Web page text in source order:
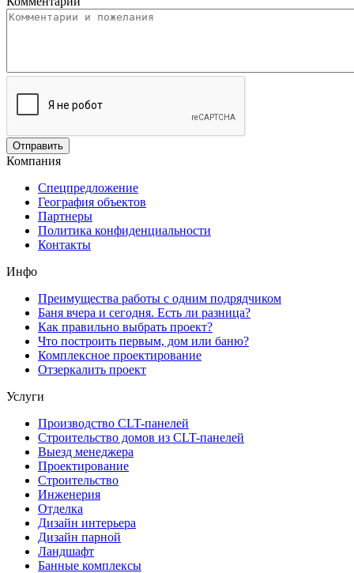
Компания
Спецпредложение
География объектов
Партнеры
Политика конфиденциальности
Контакты
Инфо
Преимущества работы с одним подрядчиком
Баня вчера и сегодня. Есть ли разница?
Как правильно выбрать проект?
Что построить первым, дом или баню?
Комплексное проектирование
Отзеркалить проект
Услуги
Производство CLT-панелей
Строительство домов из CLT-панелей
Выезд менеджера
Проектирование
Строительство
Инженерия
Отделка
Дизайн интерьера
Дизайн парной
Ландшафт
Банные комплексы